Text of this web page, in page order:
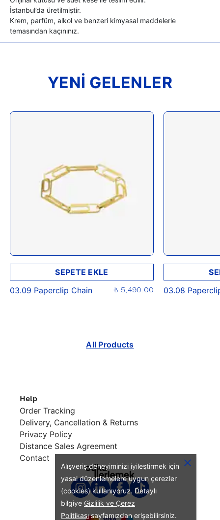
Alışveriş deneyiminizi iyileştirmek için
yasal düzenlemelere uygun çerezler
(cookies) kullanıyoruz. Detaylı
bilgiye Gizlilik ve Çerez
Politikasısayfamızdan erişebilirsiniz.
İstanbul’da üretilmiştir.
Krem, parfüm, alkol ve benzeri kimyasal maddelerle
temasından kaçınınız.
YENİ GELENLER
SEPETE EKLE
03.09 Paperclip Chain
₺ 5,490.00
03.08
All Products
Help
Order Tracking
Delivery, Cancellation & Returns
Privacy Policy
Distance Sales Agreement
Contact